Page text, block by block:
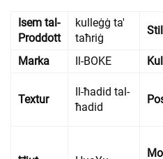
Isem tal-
Proddott
kulleġġ ta'
taħriġ
Stil
Marka Il-BOKE
Textur
Il-ħadid tal-
ħadid